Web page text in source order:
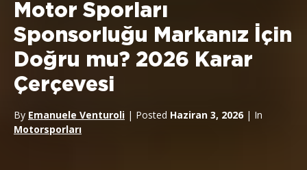
Motor Sporları
Sponsorluğu Markanız İçin
Doğru mu? 2026 Karar
Çerçevesi
By Emanuele Venturoli | Posted Haziran 3, 2026| In
Motorsporları